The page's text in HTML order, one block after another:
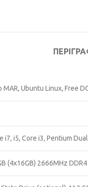
Ubuntu Linux, Free
i5, Core i3, Pentium
(4x16GB) 2666MHz